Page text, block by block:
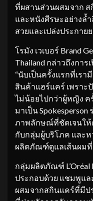
ที่ผสานส่วนผสมจาก ส
และหนังศีรษะอย่างล้
สวยและเปล่งประกาย
โรมัง เวเบอร์ Brand
Thailand กล่าวถึงกา
“นับเป็นครั้งแรกที่เรา
สินค้าแฮร์แคร์ เพรา
ไม่น้อยไปกว่าผู้หญิง ค
มาเป็น
ภาพลักษณ์ที่ชัดเจนให้
กับกลุ่มผู้บริโภค และหวั
ผลิตภัณฑ์ดูแลเส้นผม
กลุ่มผลิตภัณฑ์ L’Oréal
ประกอบด้วย แชมพูแ
ผสมจากสกินแคร์ที่มีป